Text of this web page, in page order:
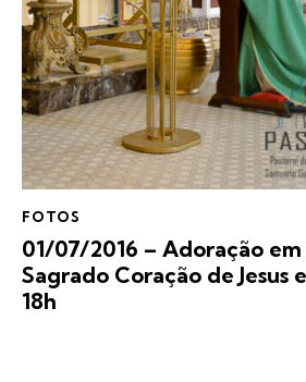
FOTOS
01/07/2016 – Adoração
Sagrado Coração de Jesus
18h